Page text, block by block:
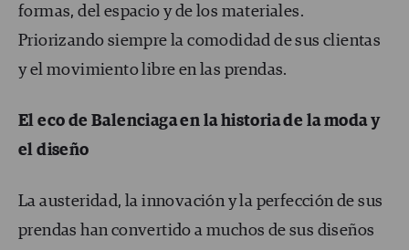
formas, del espacio y de los materiales.
Priorizando siempre la comodidad de sus clientas
y el movimiento libre en las prendas.
El eco de Balenciaga en la historia de la moda y
el diseño
La austeridad, la innovación y la perfección de sus
prendas han convertido a muchos de sus diseños